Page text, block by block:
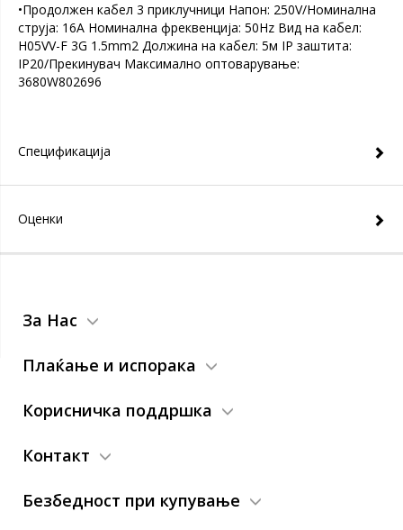
•Продолжен кабел 3 приклучници Напон: 250V/Номинална
струја: 16A Номинална фреквенција: 50Hz Вид на кабел:
H05VV-F 3G 1.5mm2 Должина на кабел: 5м IP заштита:
IP20/Прекинувач Максимално оптоварување:
3680W802696
Спецификација
Оценки
За Нас
Плаќање и испорака
Корисничка поддршка
Контакт
Безбедност при купување